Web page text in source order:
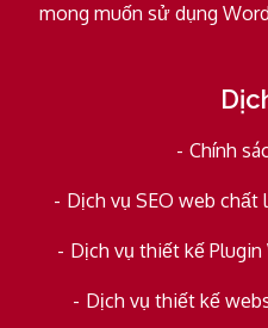
mong muốn sử dụng
Chính
Dịch vụ SEO web
Dịch vụ thiết kế
Dịch vụ thiết kế